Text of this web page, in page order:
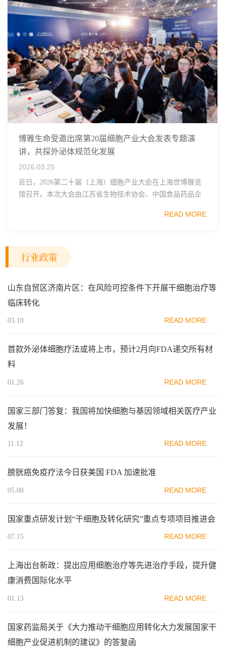
博雅生命受邀出席第20届细胞产业大会发表专题演
讲，共探外泌体规范化发展
2026.03.25
近日，2026第二十届（上海）细胞产业大会在上海世博展览
馆召开。本次大会由江苏省生物技术协会、中国食品药品企
范区生物医药行业协会、瑞士日内瓦长寿科学...
READ MORE
行业政策
山东自贸区济南片区：在风险可控条件下开展干细胞治疗等
临床转化
03.10 READ MORE
首款外泌体细胞疗法或将上市，预计2月向FDA递交所有材
料
01.26 READ MORE
国家三部门答复：我国将加快细胞与基因领域相关医疗产业
发展！
11.12 READ MORE
膀胱癌免疫疗法今日获美国 FDA 加速批准
05.08 READ MORE
国家重点研发计划“干细胞及转化研究”重点专项项目推进会
07.15 READ MORE
上海出台新政：提出应用细胞治疗等先进治疗手段，提升健
康消费国际化水平
01.13 READ MORE
国家药监局关于《大力推动干细胞应用转化大力发展国家干
细胞产业促进机制的建议》的答复函